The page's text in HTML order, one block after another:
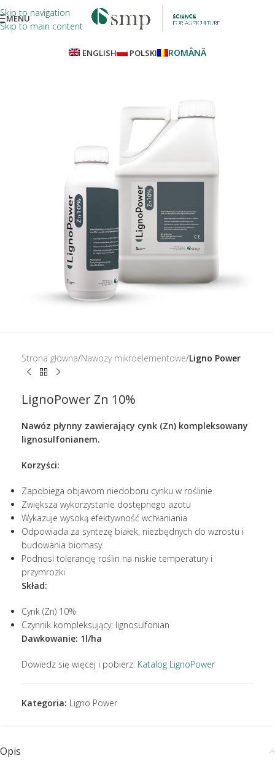
Skip to navigation
Skip to main content
MENU
ENGLISH POLSKI ROMÂNĂ
Strona główna Nawozy mikroelementowe Ligno Power
LignoPower Zn 10%
Nawóz płynny zawierający cynk (Zn) kompleksowany
lignosulfonianem.
Korzyści:
Zapobiega objawom niedoboru cynku w roślinie
Zwiększa wykorzystanie dostępnego azotu
Wykazuje wysoką efektywność wchłaniania
Odpowiada za syntezę białek, niezbędnych do wzrostu i
budowania biomasy
Podnosi tolerancję roślin na niskie temperatury i
przymrozki
Skład:
Cynk (Zn) 10%
Czynnik kompleksujący: lignosulfonian
Dawkowanie: 1l/ha
Dowiedz się więcej i pobierz: Katalog LignoPower
Kategoria: Ligno Power
Opis